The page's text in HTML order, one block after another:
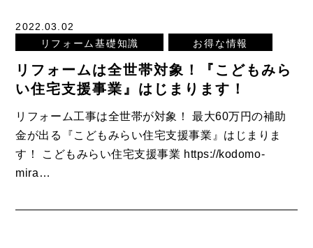
2022.03.02
リフォーム基礎知識
お得な情報
リフォームは全世帯対象！『こどもみら
い住宅支援事業』はじまります！
リフォーム工事は全世帯が対象！ 最大60万円の補助
金が出る『こどもみらい住宅支援事業』はじまりま
す！ こどもみらい住宅支援事業 https://kodomo-
mira…